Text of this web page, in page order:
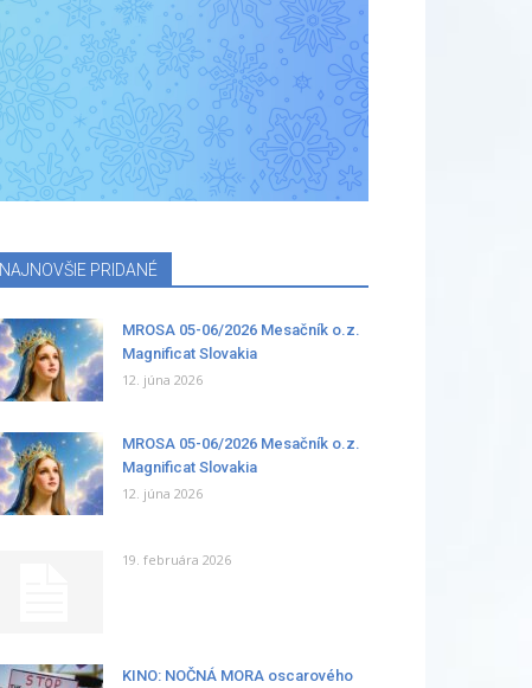
NAJNOVŠIE PRIDANÉ
MROSA 05-06/2026 Mesačník o.z.
Magnificat Slovakia
12. júna 2026
MROSA 05-06/2026 Mesačník o.z.
Magnificat Slovakia
12. júna 2026
19. februára 2026
KINO: NOČNÁ MORA oscarového